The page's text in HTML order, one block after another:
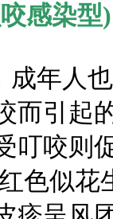
感染型
年人
而引起
叮咬则
色似